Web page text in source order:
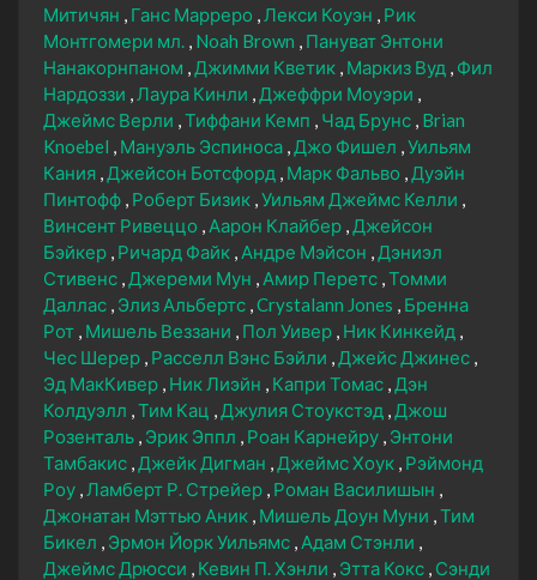
Митичян
Ганс Марреро Лекси Коуэн
Рик
Монтгомери мл. Noah Brown
Пануват Энтони
Нанакорнпаном
Джимми Кветик Маркиз Вуд
Фил
Нардоззи
Лаура Кинли
Джеффри Моуэри
Джеймс Верли Тиффани Кемп Чад Брунс Brian
Knoebel
Мануэль Эспиноса Джо Фишел Уильям
Кания Джейсон Ботсфорд Марк Фальво
Дуэйн
Пинтофф Роберт Бизик Уильям Джеймс Келли
Винсент Ривеццо
Аарон Клайбер Джейсон
Бэйкер Ричард Файк Андре Мэйсон
Дэниэл
Стивенс Джереми Мун Амир Перетс Томми
Даллас Элиз Альбертс Crystalann Jones
Бренна
Рот Мишель Веззани Пол Уивер Ник Кинкейд
Чес Шерер Расселл Вэнс Бэйли
Джейс Джинес
Эд МакКивер Ник Лиэйн Капри Томас Дэн
Колдуэлл Тим Кац Джулия Стоукстэд
Джош
Розенталь Эрик Эппл Роан Карнейру Энтони
Тамбакис Джейк Дигман Джеймс Хоук Рэймонд
Роу Ламберт Р. Стрейер Роман Василишын
Джонатан Мэттью Аник Мишель Доун Муни Тим
Бикел
Эрмон Йорк Уильямс Адам Стэнли
Джеймс Дрюсси
Кевин П. Хэнли Этта Кокс Сэнди